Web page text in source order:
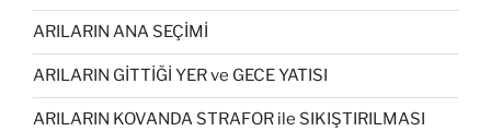
ARILARIN ANA SEÇİMİ
ARILARIN GİTTİĞİ YER ve GECE YATISI
ARILARIN KOVANDA STRAFOR ile SIKIŞTIRILMASI